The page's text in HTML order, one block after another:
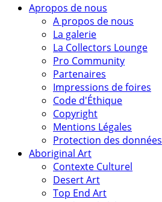
Apropos de nous
A propos de nous
La galerie
La Collectors Lounge
Pro Community
Partenaires
Impressions de foires
Code d'Éthique
Copyright
Mentions Légales
Protection des données
Aboriginal Art
Contexte Culturel
Desert Art
Top End Art